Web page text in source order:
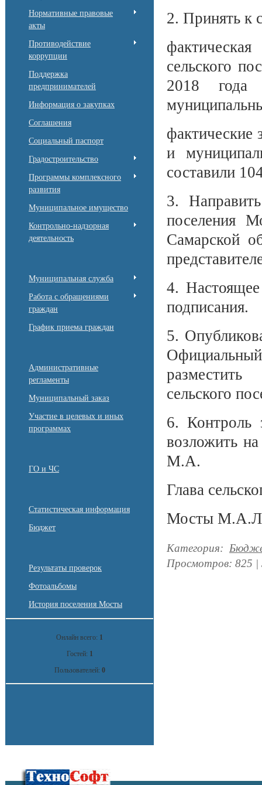
Нормативные правовые
акты
Противодействие
коррупции
Поддержка
предпринимателей
Информация о закупках
Соглашения
Социальный паспорт
Градостроительство
Программы комплексного
развития
Муниципальное имущество
Контрольно-надзорная
деятельность
Муниципальная служба
Работа с обращениями
граждан
График приема граждан
Административные
регламенты
Муниципальный заказ
Участие в целевых и иных
программах
ГО и ЧС
Статистическая информация
Бюджет
Результаты проверок
Фотоальбомы
История поселения Мосты
Онлайн всего: 1
Гостей: 1
Пользователей: 0
2. Принять к
сельского
2018 года
фактические
и
составили
3.
поселения
Самарской
4.
подписания.
5.
сельского
6. Контроль
возложить
М.А.
Глава
Мосты
Категория:
Просмотров: 825 |